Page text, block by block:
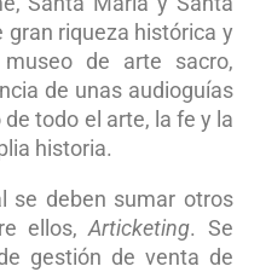
gran riqueza histórica y
de arte sacro,
de unas audioguías
todo el arte, la fe y la
historia.
se deben sumar otros
ellos,Articketing. Se
gestión de venta de